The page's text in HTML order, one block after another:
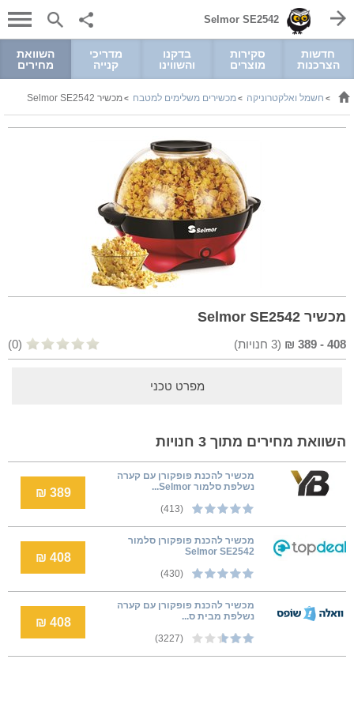
Selmor SE2542
חדשות
הצרכנות
סקירות
מוצרים
בדקנו
והשווינו
מדריכי
קנייה
השוואת
מחירים
> חשמל ואלקטרוניקה >מכשירים משלימים למטבח >מכשיר Selmor SE2542
מכשיר Selmor SE2542
408
-
389
₪
(
3 חנויות) (0)
מפרט טכני
השוואת מחירים מתוך 3 חנויות
מכשיר להכנת פופקורן עם קערה
נשלפת סלמור Selmor...
(413)
389 ₪
מכשיר להכנת פופקורן סלמור
Selmor SE2542
(430)
408 ₪
מכשיר להכנת פופקורן עם קערה
נשלפת מבית ס...
(3227)
408 ₪